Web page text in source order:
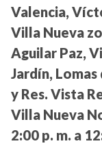
Valencia,
Villa Nueva
Aguilar Paz,
Jardín, Lomas
y Res. Vista
Villa Nueva
2:00 p. m. a